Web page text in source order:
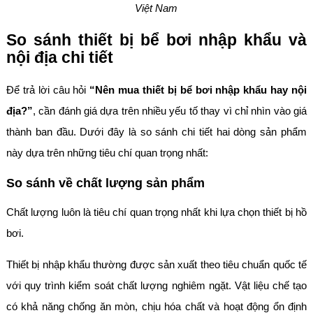
Việt Nam
So sánh thiết bị bể bơi nhập khẩu và
nội địa chi tiết
Để trả lời câu hỏi “Nên mua thiết bị bể bơi nhập khẩu hay nội
địa?”, cần đánh giá dựa trên nhiều yếu tố thay vì chỉ nhìn vào giá
thành ban đầu. Dưới đây là so sánh chi tiết hai dòng sản phẩm
này dựa trên những tiêu chí quan trọng nhất:
So sánh về chất lượng sản phẩm
Chất lượng luôn là tiêu chí quan trọng nhất khi lựa chọn thiết bị hồ
bơi.
Thiết bị nhập khẩu thường được sản xuất theo tiêu chuẩn quốc tế
với quy trình kiểm soát chất lượng nghiêm ngặt. Vật liệu chế tạo
có khả năng chống ăn mòn, chịu hóa chất và hoạt động ổn định